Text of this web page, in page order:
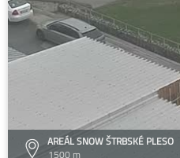
AREÁL SNOW ŠTRBSKÉ PLESO
1500 m